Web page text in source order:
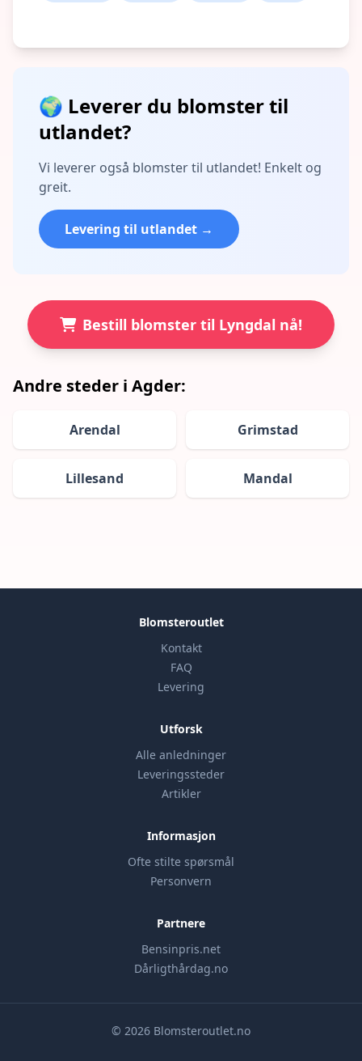
🌍 Leverer du blomster til
utlandet?
Vi leverer også blomster til utlandet! Enkelt og
greit.
Levering til utlandet →
Bestill blomster til Lyngdal nå!
Andre steder i Agder:
Arendal Grimstad
Lillesand Mandal
Blomsteroutlet
Kontakt
FAQ
Levering
Utforsk
Alle anledninger
Leveringssteder
Artikler
Informasjon
Ofte stilte spørsmål
Personvern
Partnere
Bensinpris.net
Dårligthårdag.no
© 2026 Blomsteroutlet.no